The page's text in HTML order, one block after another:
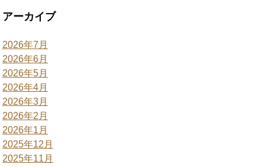
アーカイブ
2026年7月
2026年6月
2026年5月
2026年4月
2026年3月
2026年2月
2026年1月
2025年12月
2025年11月